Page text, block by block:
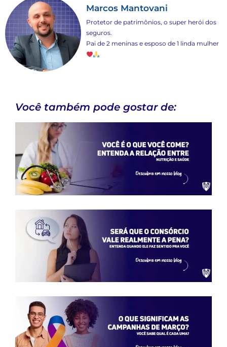
Marcos Mantovani
Protetor de patrimônios, o super herói dos
seguros.
Pai de 2 meninas e esposo de 1 linda mulher
Você também pode gostar de: